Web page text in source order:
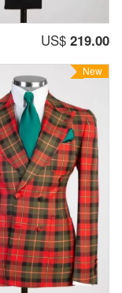
US$ 219.00
New